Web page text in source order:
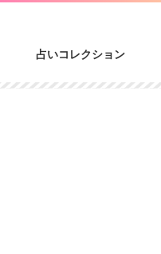
占いコレクション